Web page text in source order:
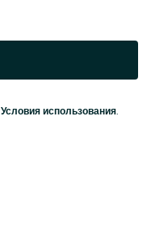
Условия использования.